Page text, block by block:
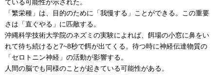
ている可能性が示された。
「繁栄種」は、目的のために「我慢する」ことができる。この重要
さは「直ぐやる」に匹敵する。
沖縄科学技術大学院のネズミの実験によれば、餌場の小窓に鼻をい
れて待ち続けると7~8秒で餌が出てくる。待つ時に神経伝達物質の
「セロトニン神経」の活動が影響する。
人間の脳でも同様のことが起きている可能性がある。